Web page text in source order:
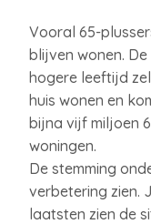
Vooral 65-
blijven wonen.
hogere leeftijd
huis wonen en
bijna vijf miljoen
woningen.
De stemming
verbetering zien.
laatsten zien de